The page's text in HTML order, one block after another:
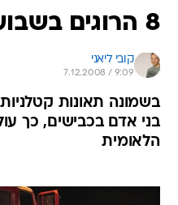
8 הרוגים בשבוע החולף
קובי ליאני
7.12.2008 / 9:09
בני אדם בכבישים, כך
הלאומית